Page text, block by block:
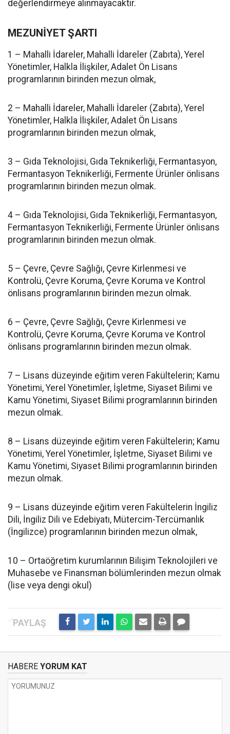
değerlendirmeye alınmayacaktır.
MEZUNİYET ŞARTI
1 – Mahalli İdareler, Mahalli İdareler (Zabıta), Yerel
Yönetimler, Halkla İlişkiler, Adalet Ön Lisans
programlarının birinden mezun olmak,
2 – Mahalli İdareler, Mahalli İdareler (Zabıta), Yerel
Yönetimler, Halkla İlişkiler, Adalet Ön Lisans
programlarının birinden mezun olmak,
3 – Gıda Teknolojisi, Gıda Teknikerliği, Fermantasyon,
Fermantasyon Teknikerliği, Fermente Ürünler önlisans
programlarının birinden mezun olmak.
4 – Gıda Teknolojisi, Gıda Teknikerliği, Fermantasyon,
Fermantasyon Teknikerliği, Fermente Ürünler önlisans
programlarının birinden mezun olmak.
5 – Çevre, Çevre Sağlığı, Çevre Kirlenmesi ve
Kontrolü, Çevre Koruma, Çevre Koruma ve Kontrol
önlisans programlarının birinden mezun olmak.
6 – Çevre, Çevre Sağlığı, Çevre Kirlenmesi ve
Kontrolü, Çevre Koruma, Çevre Koruma ve Kontrol
önlisans programlarının birinden mezun olmak.
7 – Lisans düzeyinde eğitim veren Fakültelerin; Kamu
Yönetimi, Yerel Yönetimler, İşletme, Siyaset Bilimi ve
Kamu Yönetimi, Siyaset Bilimi programlarının birinden
mezun olmak.
8 – Lisans düzeyinde eğitim veren Fakültelerin; Kamu
Yönetimi, Yerel Yönetimler, İşletme, Siyaset Bilimi ve
Kamu Yönetimi, Siyaset Bilimi programlarının birinden
mezun olmak.
9 – Lisans düzeyinde eğitim veren Fakültelerin İngiliz
Dili, İngiliz Dili ve Edebiyatı, Mütercim-Tercümanlık
(İngilizce) programlarının birinden mezun olmak,
10 – Ortaöğretim kurumlarının Bilişim Teknolojileri ve
Muhasebe ve Finansman bölümlerinden mezun olmak
(lise veya dengi okul)
HABERE YORUM KAT